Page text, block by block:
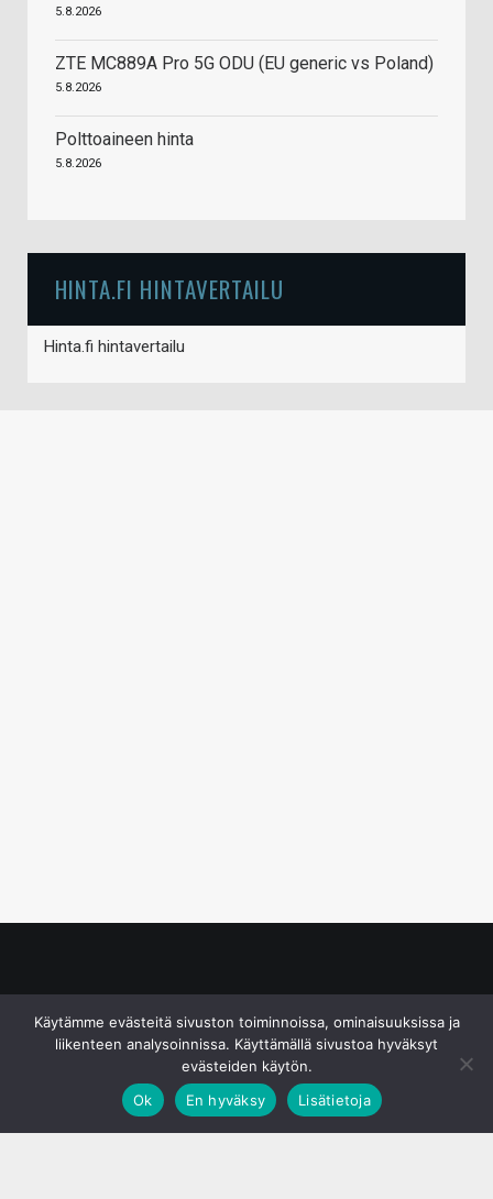
5.8.2026
ZTE MC889A Pro 5G ODU (EU generic vs Poland)
5.8.2026
Polttoaineen hinta
5.8.2026
HINTA.FI HINTAVERTAILU
Hinta.fi hintavertailu
Käytämme evästeitä sivuston toiminnoissa, ominaisuuksissa ja
liikenteen analysoinnissa. Käyttämällä sivustoa hyväksyt
evästeiden käytön.
Ok
En hyväksy Lisätietoja